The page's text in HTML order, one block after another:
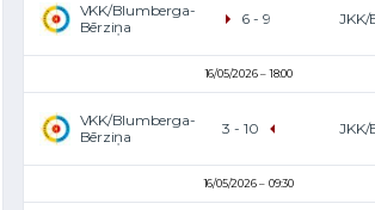
VKK/Blumberga-
Bērziņa
JKK/
6-9
16/05/2026 18:00
VKK/Blumberga-
Bērziņa
JKK/
3-10
16/05/2026 09:30